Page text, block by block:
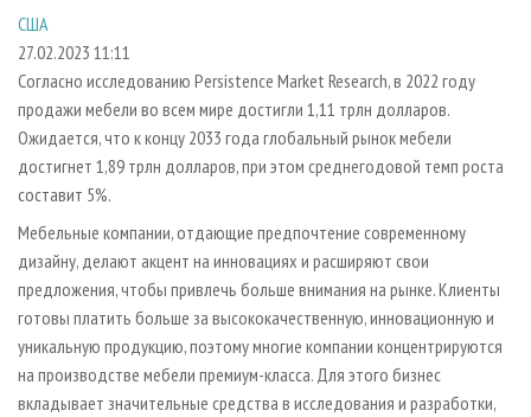
СУШКА ДРЕВЕСИНЫ
ПРОИЗВОДСТВО ДРЕВЕСНЫХ ПЛИТ
ДЕРЕВЯННОЕ ДОМОСТРОЕНИЕ
ПРОИЗВОДСТВО МЕБЕЛИ
БИОЭНЕРГЕТИКА
ЦБП
ИНСТРУМЕНТ И МАТЕРИАЛЫ
ПЕРСОНЫ
МОБИЛЬНЫЕ ВЫСТАВКИ
ОФИЦИАЛЬНЫЕ ДЕЛЕГАЦИИ
ПРИОРИТЕТНЫЕ ИНВЕСТПРОЕКТЫ
RUSSIAN FORESTRY REVIEW
ГАЗЕТА ЛЕСПРОМФОРУМ
БИБЛИОТЕКА СПЕЦИАЛИСТА
КОНТАКТЫ
РЕКЛАМОДАТЕЛЯМ
РЕКЛАМА
РЕКЛАМА НА САЙТЕ
США
27.02.2023 11:11
Согласно исследованию Persistence Market Research, в 2022 году
продажи мебели во всем мире достигли 1,11 трлн долларов.
Ожидается, что к концу 2033 года глобальный рынок мебели
достигнет 1,89 трлн долларов, при этом среднегодовой темп роста
составит 5%.
Мебельные компании, отдающие предпочтение современному
дизайну, делают акцент на инновациях и расширяют свои
предложения, чтобы привлечь больше внимания на рынке. Клиенты
готовы платить больше за высококачественную, инновационную и
уникальную продукцию, поэтому многие компании концентрируются
на производстве мебели премиум-класса. Для этого бизнес
вкладывает значительные средства в исследования и разработки,